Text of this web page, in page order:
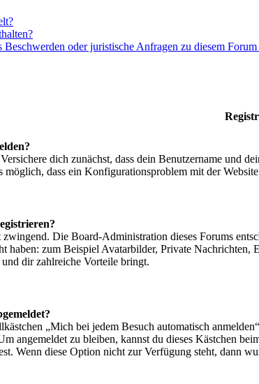
oder juristische Anfragen zu diesem
dich zunächst, dass dein Benutzername und
möglich, dass ein Konfigurationsproblem mit der
Die Board-Administration dieses Forums
haben: zum Beispiel Avatarbilder, Private
dir zahlreiche Vorteile bringt.
„Mich bei jedem Besuch automatisch
angemeldet zu bleiben, kannst du dieses Kästchen
Wenn diese Option nicht zur Verfügung steht, dann